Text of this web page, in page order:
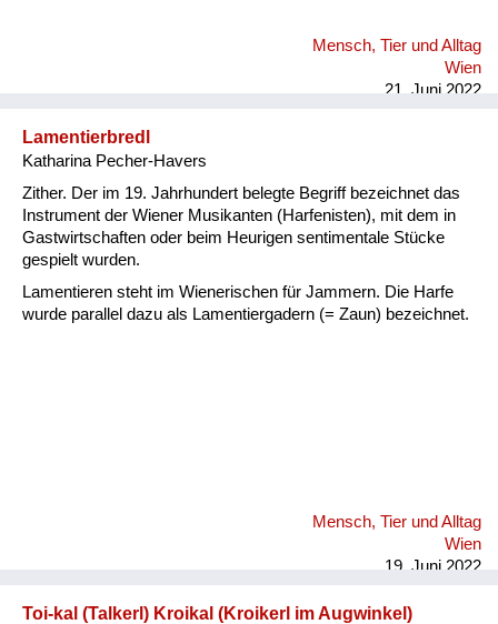
Mensch, Tier und Alltag
Wien
21. Juni 2022
Lamentierbredl
Katharina Pecher-Havers
Zither. Der im 19. Jahrhundert belegte Begriff bezeichnet das
Instrument der Wiener Musikanten (Harfenisten), mit dem in
Gastwirtschaften oder beim Heurigen sentimentale Stücke
gespielt wurden.
Lamentieren steht im Wienerischen für Jammern. Die Harfe
wurde parallel dazu als Lamentiergadern (= Zaun) bezeichnet.
Mensch, Tier und Alltag
Wien
19. Juni 2022
Toi-kal (Talkerl) Kroikal (Kroikerl im Augwinkel)